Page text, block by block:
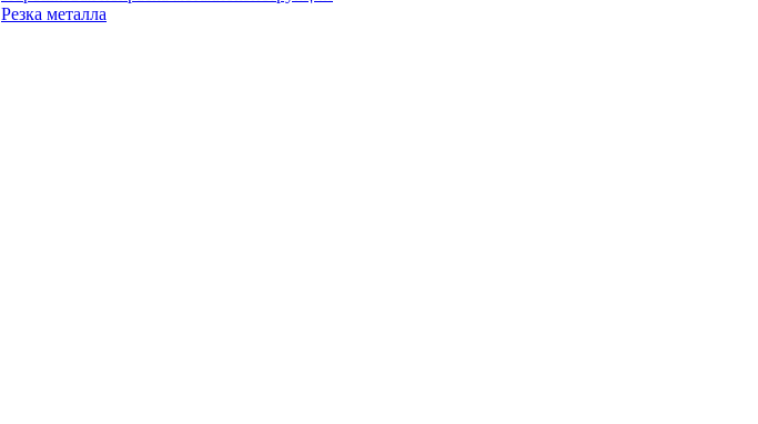
Резка металла